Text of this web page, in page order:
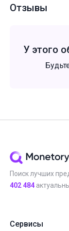
Отзывы
У этого
Поиск лучших
402 484
Сервисы